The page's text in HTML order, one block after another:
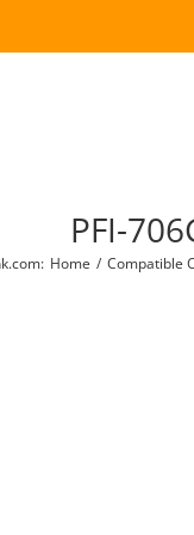
PFI-
: Home / Compatible